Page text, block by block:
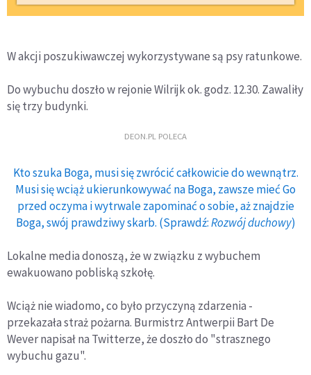
W akcji poszukiwawczej wykorzystywane są psy ratunkowe.
Do wybuchu doszło w rejonie Wilrijk ok. godz. 12.30. Zawaliły
się trzy budynki.
DEON.PL POLECA
Kto szuka Boga, musi się zwrócić całkowicie do wewnątrz.
Musi się wciąż ukierunkowywać na Boga, zawsze mieć Go
przed oczyma i wytrwale zapominać o sobie, aż znajdzie
Boga, swój prawdziwy skarb. (Sprawdź:Rozwój duchowy)
Lokalne media donoszą, że w związku z wybuchem
ewakuowano pobliską szkołę.
Wciąż nie wiadomo, co było przyczyną zdarzenia -
przekazała straż pożarna. Burmistrz Antwerpii Bart De
Wever napisał na Twitterze, że doszło do "strasznego
wybuchu gazu".